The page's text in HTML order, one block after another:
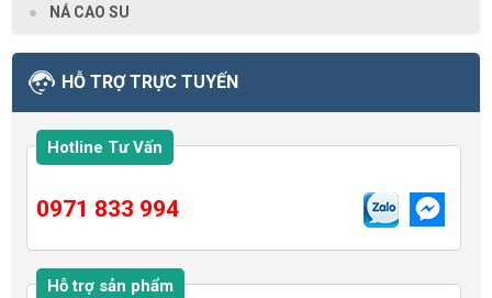
NÁ CAO SU
HỖ TRỢ TRỰC TUYẾN
Hotline Tư Vấn
0971 833 994
Hỗ trợ sản phẩm